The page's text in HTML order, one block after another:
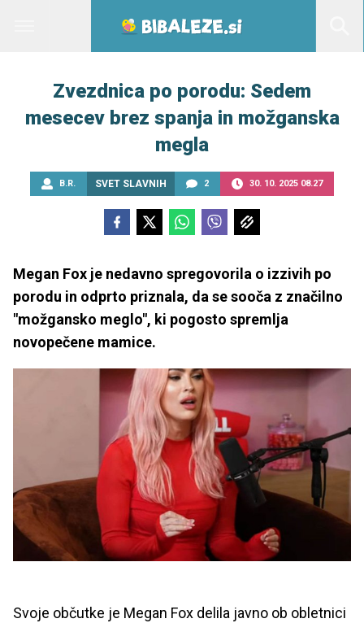
Zvezdnica po porodu: Sedem
mesecev brez spanja in možganska
megla
B.R. SVET SLAVNIH 2 30. 10. 2025 08.27
Megan Fox je nedavno spregovorila o izzivih po
porodu in odprto priznala, da se sooča z značilno
"možgansko meglo", ki pogosto spremlja
novopečene mamice.
Svoje občutke je Megan Fox delila javno ob obletnici